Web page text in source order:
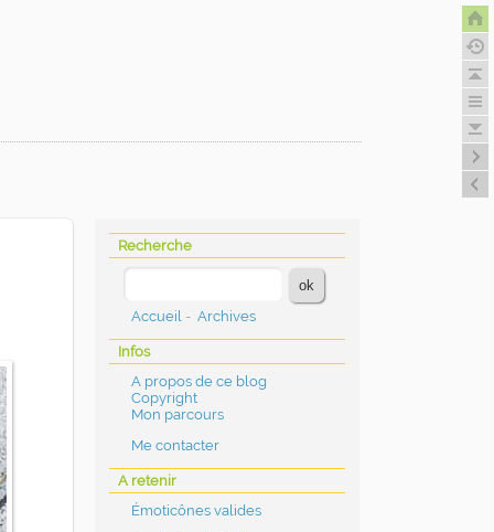
Recherche
Accueil - Archives
Infos
A propos de ce blog
Copyright
Mon parcours
Me contacter
A retenir
Émoticônes valides